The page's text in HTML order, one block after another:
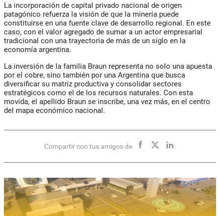
La incorporación de capital privado nacional de origen
patagónico refuerza la visión de que la minería puede
constituirse en una fuente clave de desarrollo regional. En este
caso, con el valor agregado de sumar a un actor empresarial
tradicional con una trayectoria de más de un siglo en la
economía argentina.
La inversión de la familia Braun representa no solo una apuesta
por el cobre, sino también por una Argentina que busca
diversificar su matriz productiva y consolidar sectores
estratégicos como el de los recursos naturales. Con esta
movida, el apellido Braun se inscribe, una vez más, en el centro
del mapa económico nacional.
Compartir con tus amigos de